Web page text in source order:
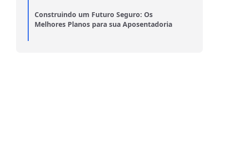
Construindo um Futuro Seguro: Os
Melhores Planos para sua Aposentadoria